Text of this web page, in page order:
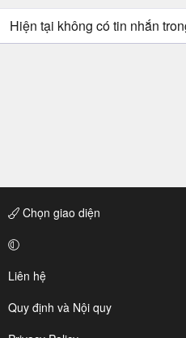
Hiện tại không có tin nhắn
Chọn giao diện
Liên hệ
Quy định và Nội quy